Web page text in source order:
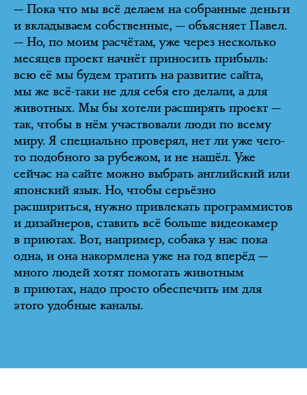
— Пока что мы всё делаем на собранные деньги
и вкладываем собственные, — объясняет Павел.
— Но, по моим расчётам, уже через несколько
месяцев проект начнёт приносить прибыль:
всю её мы будем тратить на развитие сайта,
мы же всё-таки не для себя его делали, а для
животных. Мы бы хотели расширять проект —
так, чтобы в нём участвовали люди по всему
миру. Я специально проверял, нет ли уже чего-
то подобного за рубежом, и не нашёл. Уже
сейчас на сайте можно выбрать английский или
японский язык. Но, чтобы серьёзно
расшириться, нужно привлекать программистов
и дизайнеров, ставить всё больше видеокамер
в приютах. Вот, например, собака у нас пока
одна, и она накормлена уже на год вперёд —
много людей хотят помогать животным
в приютах, надо просто обеспечить им для
этого удобные каналы.